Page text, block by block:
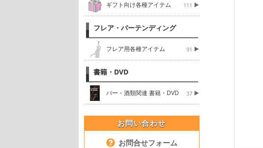
ギフト向け各種アイテム 111
フレア・バーテンディング
フレア用各種アイテム 91
書籍・DVD
バー・酒類関連 書籍・DVD 37
お問い合わせ
お問合せフォーム